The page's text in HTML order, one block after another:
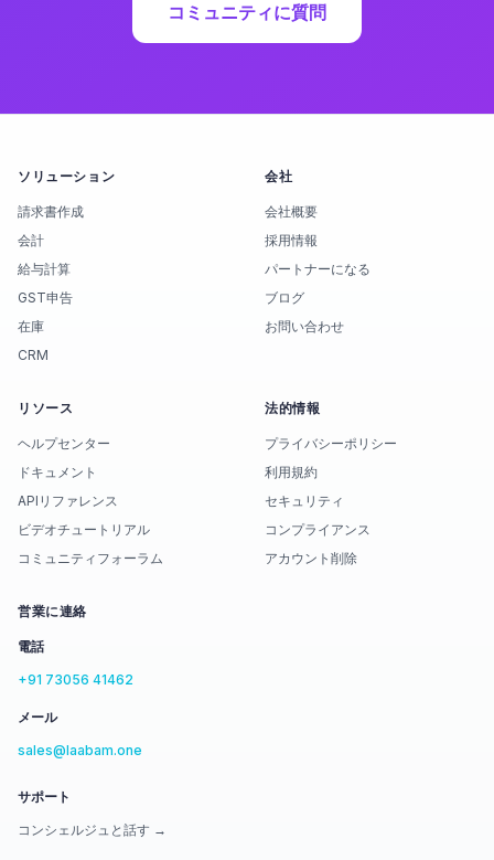
コミュニティに質問
ソリューション
請求書作成
会計
給与計算
GST申告
在庫
CRM
会社
会社概要
採用情報
パートナーになる
ブログ
お問い合わせ
リソース
ヘルプセンター
ドキュメント
APIリファレンス
ビデオチュートリアル
コミュニティフォーラム
法的情報
プライバシーポリシー
利用規約
セキュリティ
コンプライアンス
アカウント削除
営業に連絡
電話
+91 73056 41462
メール
sales@laabam.one
サポート
コンシェルジュと話す →